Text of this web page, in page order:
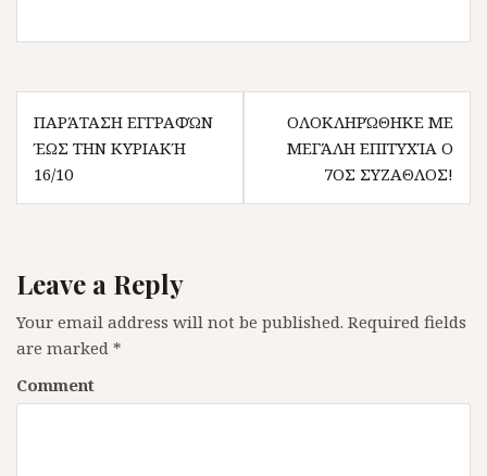
Post navigation
ΠΑΡΆΤΑΣΗ ΕΓΓΡΑΦΏΝ
ΈΩΣ ΤΗΝ ΚΥΡΙΑΚΉ
16/10
ΟΛΟΚΛΗΡΏΘΗΚΕ ΜΕ
ΜΕΓΆΛΗ ΕΠΙΤΥΧΊΑ Ο
7ΟΣ ΣΥΖΑΘΛΟΣ!
Leave a Reply
Your email address will not be published. Required fields
are marked *
Comment